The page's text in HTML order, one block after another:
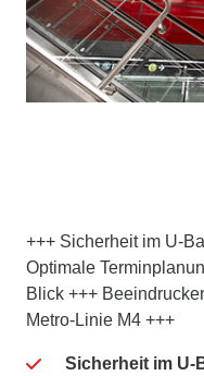
+++ Sicherheit im U-
Optimale
Blick +++
Metro-Linie M4 +++
Sicherheit im U-